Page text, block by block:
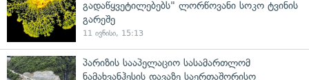
გადაწყვეტილებებს" ლორწოვანი სოკო ტვინის
გარეშე
11 ივნისი, 15:13
პარიზის სააპელაციო სასამართლომ
ნამახვანჰესის დავაზე საერთაშორისო